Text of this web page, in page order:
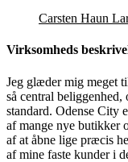
Carsten Haun
Virksomheds
Jeg glæder mig meget
så central
standard. Odense City
af mange nye butikker
af at åbne lige præcis
af mine faste kunder i